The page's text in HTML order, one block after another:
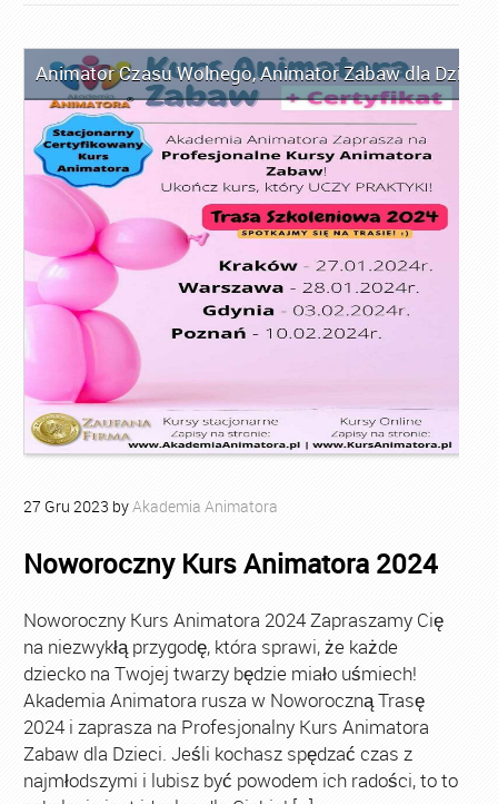
Animator Czasu Wolnego,Animator Zabaw dla Dzieci
27 Gru 2023 byAkademia Animatora
Noworoczny Kurs Animatora 2024
Noworoczny Kurs Animatora 2024 Zapraszamy Cię
na niezwykłą przygodę, która sprawi, że każde
dziecko na Twojej twarzy będzie miało uśmiech!
Akademia Animatora rusza w Noworoczną Trasę
2024 i zaprasza na Profesjonalny Kurs Animatora
Zabaw dla Dzieci. Jeśli kochasz spędzać czas z
najmłodszymi i lubisz być powodem ich radości, to to